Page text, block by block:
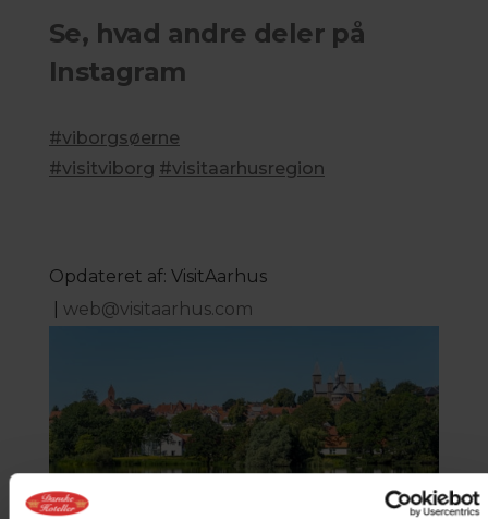
Se, hvad andre deler på
Instagram
#viborgsøerne
#visitviborg #visitaarhusregion
Opdateret af: VisitAarhus
web@visitaarhus.com